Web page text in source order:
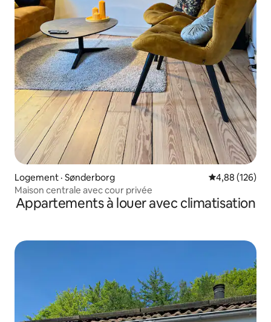
Logement · Sønderborg Note
4,88 (126)
Maison centrale avec cour privée
Appartements à louer avec climatisation